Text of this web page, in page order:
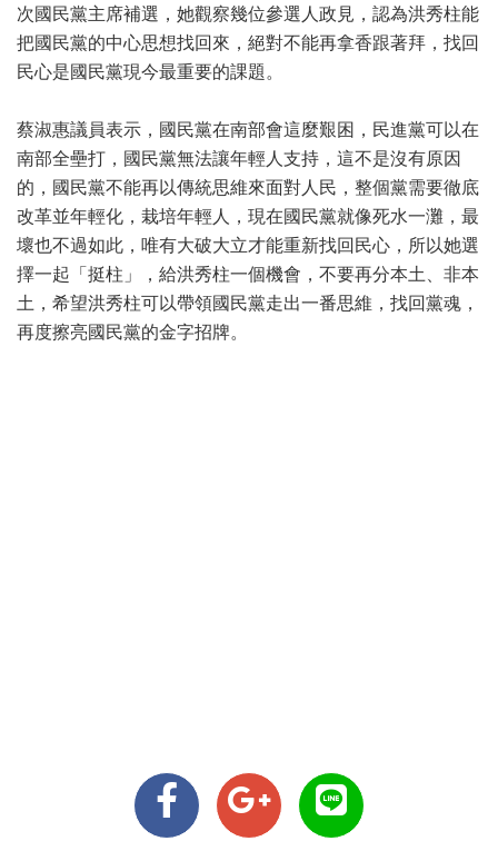
次國民黨主席補選，她觀察幾位參選人政見，認為洪秀柱能
把國民黨的中心思想找回來，絕對不能再拿香跟著拜，找回
民心是國民黨現今最重要的課題。
蔡淑惠議員表示，國民黨在南部會這麼艱困，民進黨可以在
南部全壘打，國民黨無法讓年輕人支持，這不是沒有原因
的，國民黨不能再以傳統思維來面對人民，整個黨需要徹底
改革並年輕化，栽培年輕人，現在國民黨就像死水一灘，最
壞也不過如此，唯有大破大立才能重新找回民心，所以她選
擇一起「挺柱」，給洪秀柱一個機會，不要再分本土、非本
土，希望洪秀柱可以帶領國民黨走出一番思維，找回黨魂，
再度擦亮國民黨的金字招牌。